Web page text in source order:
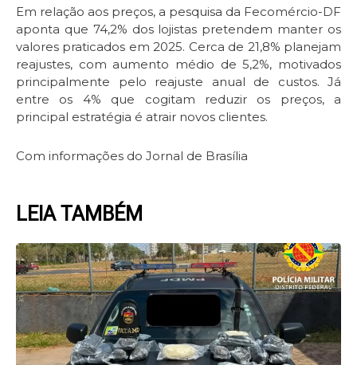
Em relação aos preços, a pesquisa da Fecomércio-DF
aponta que 74,2% dos lojistas pretendem manter os
valores praticados em 2025. Cerca de 21,8% planejam
reajustes, com aumento médio de 5,2%, motivados
principalmente pelo reajuste anual de custos. Já
entre os 4% que cogitam reduzir os preços, a
principal estratégia é atrair novos clientes.
Com informações do Jornal de Brasília
LEIA TAMBÉM
PagePagePagePagePage